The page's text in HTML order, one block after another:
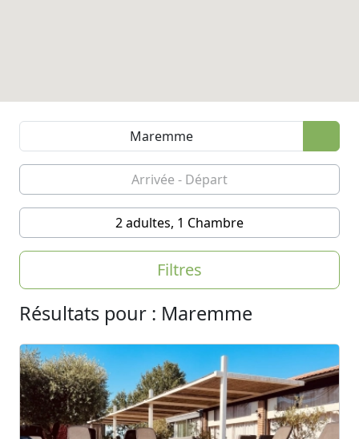
2 adultes, 1 Chambre
Filtres
Résultats pour : Maremme